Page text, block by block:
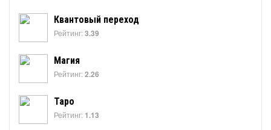
Квантовый переход
Рейтинг:3.39
Магия
Рейтинг:2.26
Таро
Рейтинг: 1.13